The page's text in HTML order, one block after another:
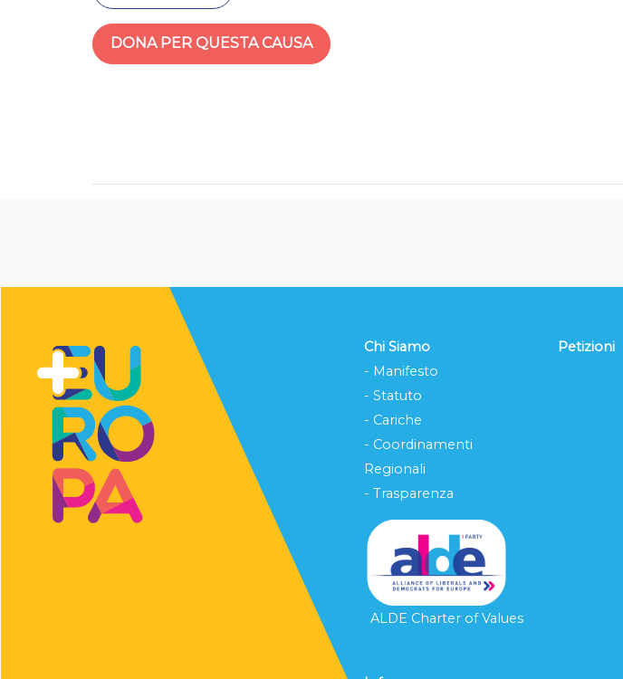
DONA PER QUESTA CAUSA
Chi Siamo
- Manifesto
- Statuto
- Cariche
- Coordinamenti
Regionali
- Trasparenza
ALDE Charter of Values
Petizioni